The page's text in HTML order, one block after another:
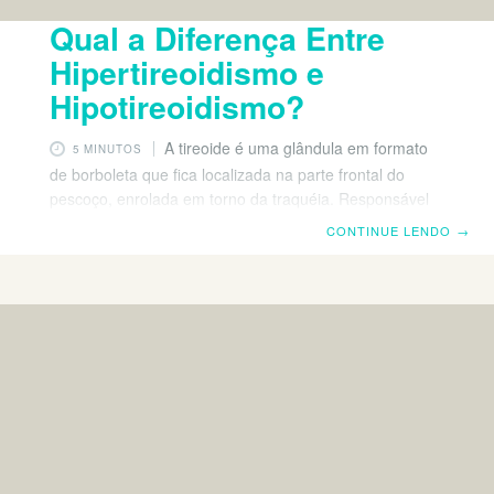
Qual a Diferença Entre
Hipertireoidismo e
Hipotireoidismo?
5 MINUTOS
A tireoide é uma glândula em formato
de borboleta que fica localizada na parte frontal do
pescoço, enrolada em torno da traquéia. Responsável
pelo controle do metabolismo do corpo, saber aCONTINUE LENDO →